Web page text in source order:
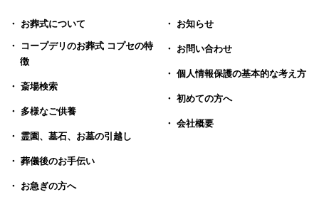
・ お葬式について
・ コープデリのお葬式 コプセの特
徴
・ 斎場検索
・ 多様なご供養
・ 霊園、墓石、お墓の引越し
・ 葬儀後のお手伝い
・ お急ぎの方へ
・ お知らせ
・ お問い合わせ
・ 個人情報保護の基本的な考え方
・ 初めての方へ
・ 会社概要